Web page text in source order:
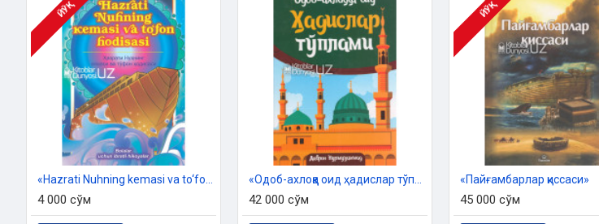
ЙЎҚ
4 000 сўм 42 000 сўм
ЙЎҚ
«Пайғамбарлар қиссаси»
45 000 сўм